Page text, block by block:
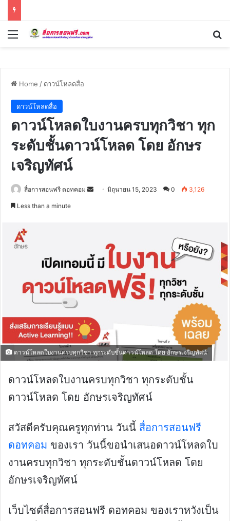
Menu
Home / ดาวน์โหลดสื่อ
ดาวน์โหลดสื่อ
ดาวน์โหลดใบงานครบทุกวิชา ทุก
ระดับชั้นดาวน์โหลด โดย อักษร
เจริญทัศน์
สื่อการสอนฟรี ดอทคอม
Sendมิถุนายน 15, 2023 0 3,126
Less than a minute
ดาวน์โหลดใบงานครบทุกวิชา ทุกระดับชั้นดาวน์โหลด โดย อักษรเจริญทัศน์
ดาวน์โหลดใบงานครบทุกวิชา ทุกระดับชั้น
ดาวน์โหลด โดย อักษรเจริญทัศน์
สวัสดีครับคุณครูทุกท่าน วันนี้ สื่อการสอนฟรี
ดอทคอม ของเรา วันนี้ขอนำเสนอดาวน์โหลดใบ
งานครบทุกวิชา ทุกระดับชั้นดาวน์โหลด โดย
อักษรเจริญทัศน์
เว็บไซต์สื่อการสอนฟรี ดอทคอม ของเราหวังเป็น